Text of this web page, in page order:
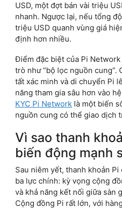
USD, một đợt bán vài triệu
nhanh. Ngược lại, nếu tổng
triệu USD quanh vùng giá
định hơn nhiều.
Điểm đặc biệt của Pi
trò như “bộ lọc nguồn cung”.
tất xác minh và di chuyển Pi
năng tham gia sâu hơn vào
KYC Pi Network là một biến
nguồn cung có thể giao dịch
Vì sao thanh
biến động mạnh
Sau niêm yết, thanh khoản
ba lực chính: kỳ vọng cộng
và khả năng kết nối giữa sàn
Cộng đồng Pi rất lớn, với